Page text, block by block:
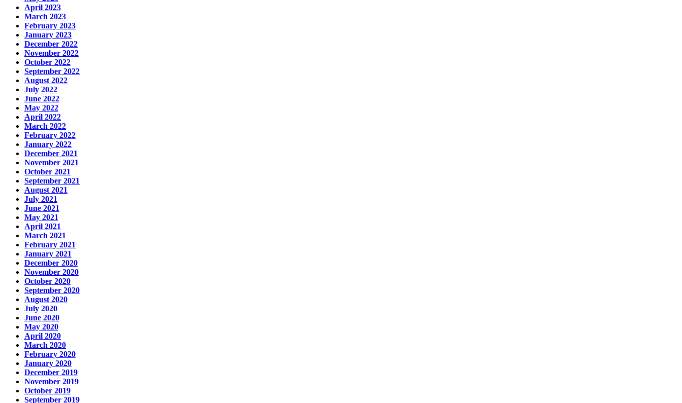
April 2023
March 2023
February 2023
January 2023
December 2022
November 2022
October 2022
September 2022
August 2022
July 2022
June 2022
May 2022
April 2022
March 2022
February 2022
January 2022
December 2021
November 2021
October 2021
September 2021
August 2021
July 2021
June 2021
May 2021
April 2021
March 2021
February 2021
January 2021
December 2020
November 2020
October 2020
September 2020
August 2020
July 2020
June 2020
May 2020
April 2020
March 2020
February 2020
January 2020
December 2019
November 2019
October 2019
September 2019